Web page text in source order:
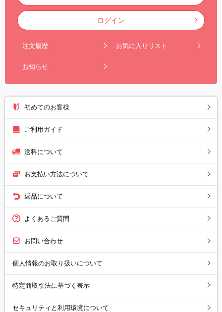
ログイン
注文履歴 お気に入りリスト
お知らせ
初めてのお客様
ご利用ガイド
送料について
お支払い方法について
返品について
よくあるご質問
お問い合わせ
個人情報のお取り扱いについて
特定商取引法に基づく表示
セキュリティと利用環境について